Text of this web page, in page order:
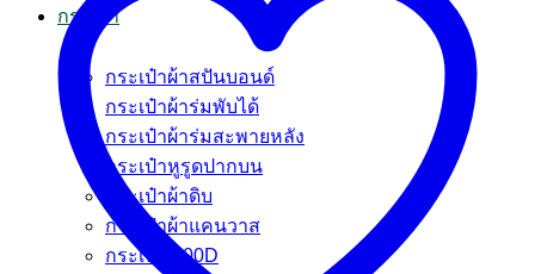
กระเป๋า
กระเป๋าผ้าสปันบอนด์
กระเป๋าผ้าร่มพับได้
กระเป๋าผ้าร่มสะพายหลัง
กระเป๋าหูรูดปากบน
กระเป๋าผ้าดิบ
กระเป๋าผ้าแคนวาส
กระเป๋า 600D